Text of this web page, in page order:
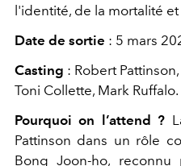
l'identité, de la mortalité
Date de sortie : 5 mars
Casting : Robert
Toni Collette, Mark Ruffalo.
Pourquoi on l’attend ?
Pattinson dans un rôle
Bong Joon-ho, reconnu